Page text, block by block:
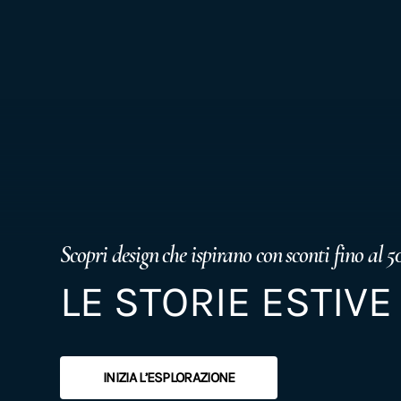
Scopri design che ispirano con sconti fino al
LE STORIE
INIZIA L’ESPLORAZIONE